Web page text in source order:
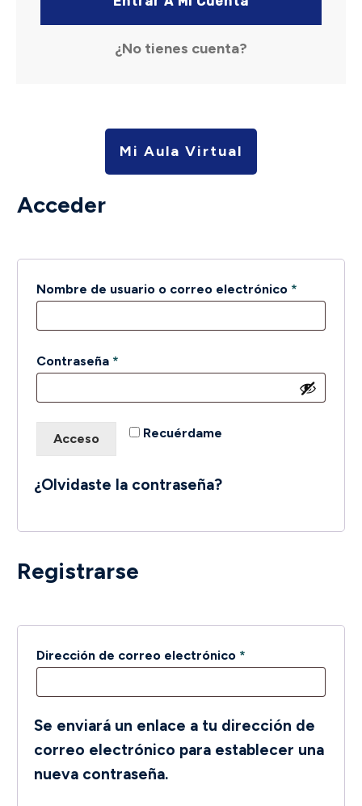
¿No tienes cuenta?
Mi Aula Virtual
Acceder
Nombre de usuario o correo electrónico *
Contraseña *
Recuérdame
Acceso
¿Olvidaste la contraseña?
Registrarse
Dirección de correo electrónico *
Se enviará un enlace a tu dirección de
correo electrónico para establecer una
nueva contraseña.